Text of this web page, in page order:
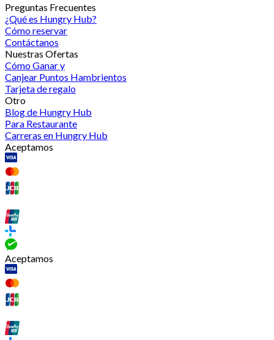
Preguntas Frecuentes
¿Qué es Hungry Hub?
Cómo reservar
Contáctanos
Nuestras Ofertas
Cómo Ganar y
Canjear Puntos Hambrientos
Tarjeta de regalo
Otro
Blog de Hungry Hub
Para Restaurante
Carreras en Hungry Hub
Aceptamos
Aceptamos